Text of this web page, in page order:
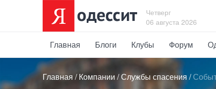
Четверг
06 августа 2026
Главная Блоги Клубы Форум
Главная /Компании /Службы спасения /